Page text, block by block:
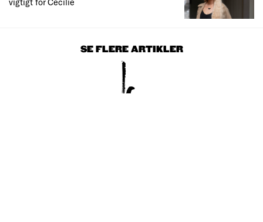
SE FLERE ARTIKLER